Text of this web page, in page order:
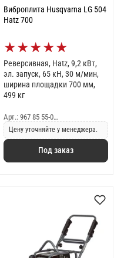
Виброплита Husqvarna LG 504
Hatz 700
★★★★★
Реверсивная, Hatz, 9,2 кВт,
эл. запуск, 65 кН, 30 м/мин,
ширина площадки 700 мм,
499 кг
Арт.: 967 85 55-0…
Цену уточняйте у менеджера.
Под заказ